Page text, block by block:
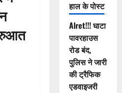
हाल के पोस्ट
Alret!!! घाटा
पावरहाउस
रोड बंद,
पुलिस ने जारी
की ट्रैफिक
एडवाइजरी